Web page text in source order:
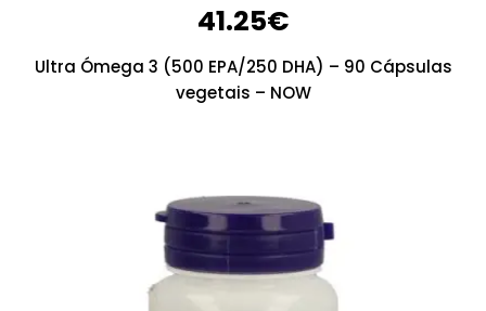
41.25€
Ultra Ómega 3 (500 EPA/250 DHA) – 90 Cápsulas
vegetais – NOW